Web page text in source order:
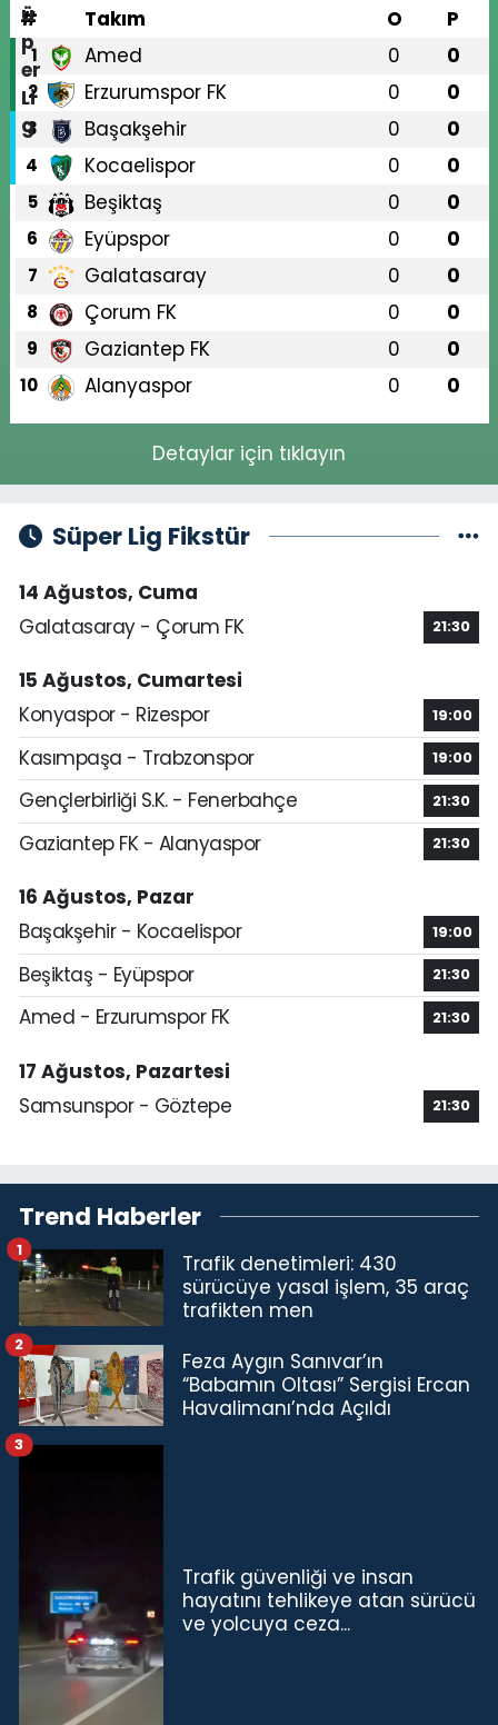
# Takım O P
1 Amed 0 0
2 Erzurumspor FK 0 0
3 Başakşehir 0 0
4 Kocaelispor 0 0
5 Beşiktaş 0 0
6 Eyüpspor 0 0
7 Galatasaray 0 0
8 Çorum FK 0 0
9 Gaziantep FK 0 0
10 Alanyaspor 0 0
Detaylar için tıklayın
Süper Lig Fikstür
14 Ağustos, Cuma
Galatasaray - Çorum FK
21:30
15 Ağustos, Cumartesi
Konyaspor - Rizespor
19:00
Kasımpaşa - Trabzonspor 19:00
Gençlerbirliği S.K. - Fenerbahçe 21:30
Gaziantep FK - Alanyaspor 21:30
16 Ağustos, Pazar
Başakşehir - Kocaelispor
19:00
Beşiktaş - Eyüpspor 21:30
Amed - Erzurumspor FK 21:30
17 Ağustos, Pazartesi
Samsunspor - Göztepe
21:30
Trend Haberler
Trafik denetimleri: 430
sürücüye yasal işlem, 35 araç
trafikten men
1
Feza Aygın Sanıvar’ın
“Babamın Oltası” Sergisi Ercan
Havalimanı’nda Açıldı
2
Trafik güvenliği ve insan
hayatını tehlikeye atan sürücü
ve yolcuya ceza...
3